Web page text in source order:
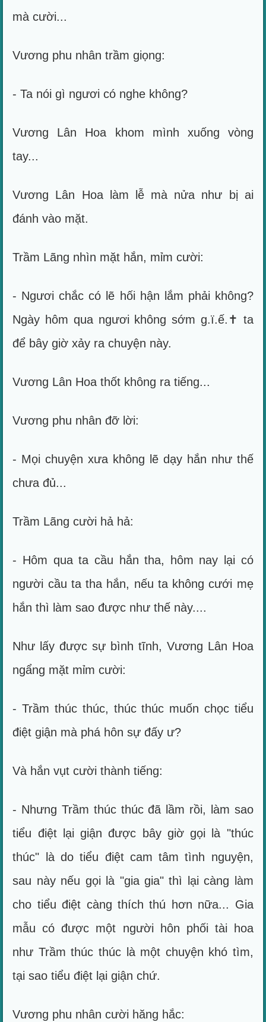
mà cười...
Vương phu nhân trầm giọng:
- Ta nói gì ngươi có nghe không?
Vương Lân Hoa khom mình xuống vòng
tay...
Vương Lân Hoa làm lễ mà nửa như bị ai
đánh vào mặt.
Trầm Lãng nhìn mặt hắn, mỉm cười:
- Ngươi chắc có lẽ hối hận lắm phải không?
Ngày hôm qua ngươi không sớm g.ï.ế.✝ ta
để bây giờ xảy ra chuyện này.
Vương Lân Hoa thốt không ra tiếng...
Vương phu nhân đỡ lời:
- Mọi chuyện xưa không lẽ dạy hắn như thế
chưa đủ...
Trầm Lãng cười hả hả:
- Hôm qua ta cầu hắn tha, hôm nay lại có
người cầu ta tha hắn, nếu ta không cưới mẹ
hắn thì làm sao được như thế này....
Như lấy được sự bình tĩnh, Vương Lân Hoa
ngẩng mặt mỉm cười:
- Trầm thúc thúc, thúc thúc muốn chọc tiểu
điệt giận mà phá hôn sự đấy ư?
Và hắn vụt cười thành tiếng:
- Nhưng Trầm thúc thúc đã lầm rồi, làm sao
tiểu điệt lại giận được bây giờ gọi là "thúc
thúc" là do tiểu điệt cam tâm tình nguyện,
sau này nếu gọi là "gia gia" thì lại càng làm
cho tiểu điệt càng thích thú hơn nữa... Gia
mẫu có được một người hôn phối tài hoa
như Trầm thúc thúc là một chuyện khó tìm,
tại sao tiểu điệt lại giận chứ.
Vương phu nhân cười hăng hắc: